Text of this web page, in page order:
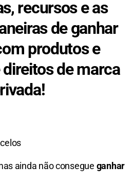
recursos e as
de ganhar
produtos e
de marca
ainda não consegue ganhar